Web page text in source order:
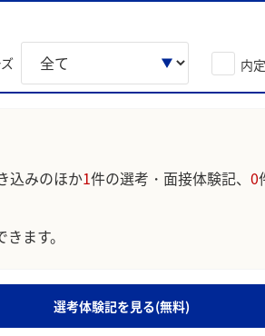
内
込みのほか1件の選考・面接体験記、 0
ます。
選考体験記を見る(無料)